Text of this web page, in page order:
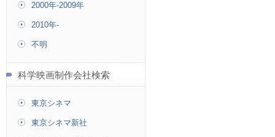
2000年-2009年
2010年-
不明
科学映画制作会社検索
東京シネマ
東京シネマ新社